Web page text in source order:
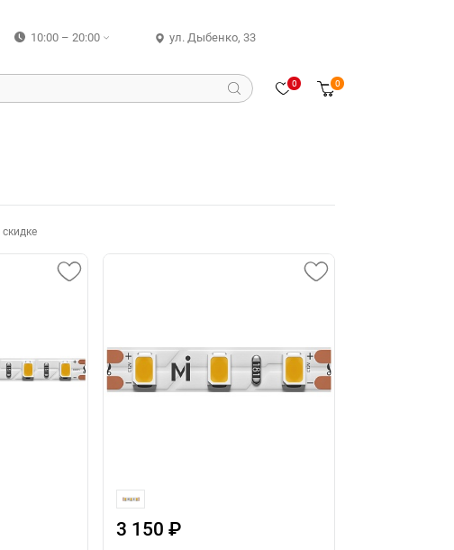
10:00 – 20:00 ул. Дыбенко, 33
0 0
скидке
3 150 ₽